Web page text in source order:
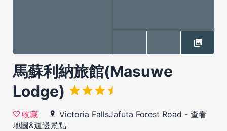
馬蘇利納旅館(Masuwe
Lodge)
收藏 Victoria FallsJafuta Forest Road - 查看
地圖&週邊景點